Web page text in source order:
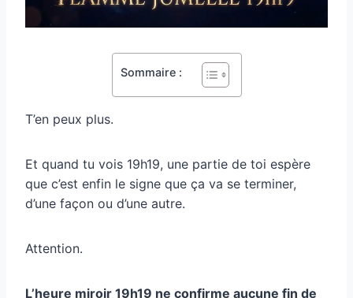
Sommaire :
T’en peux plus.
Et quand tu vois 19h19, une partie de toi espère
que c’est enfin le signe que ça va se terminer,
d’une façon ou d’une autre.
Attention.
L’heure miroir 19h19 ne confirme aucune fin de